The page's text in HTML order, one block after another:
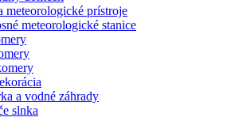
meteorologické prístroje
meteorologické stanice
a vodné záhrady
slnka